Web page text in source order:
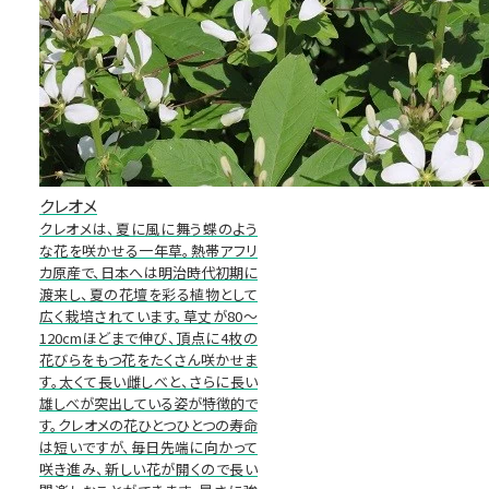
クレオメ
クレオメは、夏に風に舞う蝶のよう
な花を咲かせる一年草。熱帯アフリ
カ原産で、日本へは明治時代初期に
渡来し、夏の花壇を彩る植物として
広く栽培されています。草丈が80～
120cmほどまで伸び、頂点に4枚の
花びらをもつ花をたくさん咲かせま
す。太くて長い雌しべと、さらに長い
雄しべが突出している姿が特徴的で
す。クレオメの花ひとつひとつの寿命
は短いですが、毎日先端に向かって
咲き進み、新しい花が開くので長い